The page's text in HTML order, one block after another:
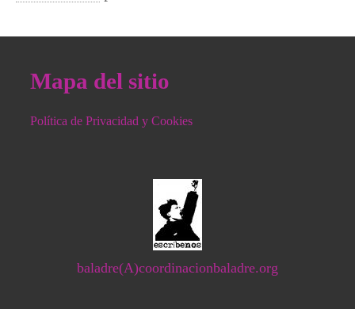
Mapa del sitio
Política de Privacidad y Cookies
baladre(A)coordinacionbaladre.org